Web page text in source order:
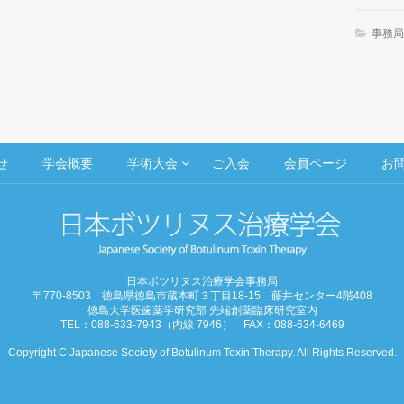
事務
学会概要 学術大会 ご入会 会員ページ お
日本ボツリヌス治療学会事務局
〒770-8503 徳島県徳島市蔵本町３丁目18-15 藤井センター4階408
徳島大学医歯薬学研究部 先端創薬臨床研究室内
TEL：088-633-7943（内線 7946） FAX：088-634-6469
Copyright C Japanese Society of Botulinum Toxin Therapy. All Rights Reserved.